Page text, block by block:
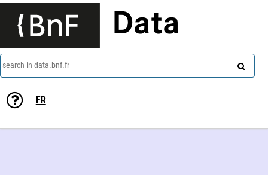
Data
search in data.bnf.fr
FR